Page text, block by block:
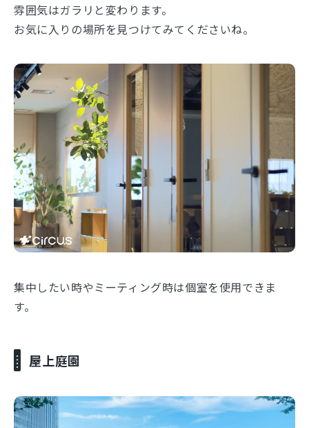
雰囲気はガラリと変わります。
お気に入りの場所を見つけてみてくださいね。
集中したい時やミーティング時は個室を使用できま
す。
屋上庭園